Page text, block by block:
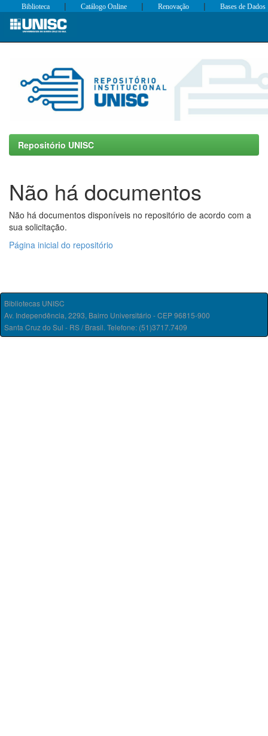
Skip
Biblioteca | Catálogo Online | Renovação | Bases de Dados
Repositório UNISC
Não há documentos
Não há documentos disponíveis no repositório de acordo com a
sua solicitação.
Página inicial do repositório
Bibliotecas UNISC
Av. Independência, 2293, Bairro Universitário - CEP 96815-900
Santa Cruz do Sul - RS / Brasil. Telefone: (51)3717.7409